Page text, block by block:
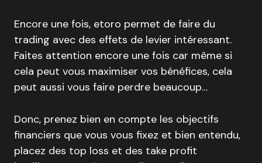
Encore une fois, etoro permet de faire du
trading avec des effets de levier intéressant.
Faites attention encore une fois car même si
cela peut vous maximiser vos bénéfices, cela
peut aussi vous faire perdre beaucoup…
Donc, prenez bien en compte les objectifs
financiers que vous vous fixez et bien entendu,
placez des top loss et des take profit